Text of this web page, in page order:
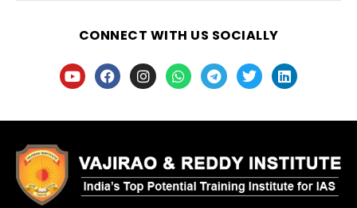
CONNECT WITH US SOCIALLY